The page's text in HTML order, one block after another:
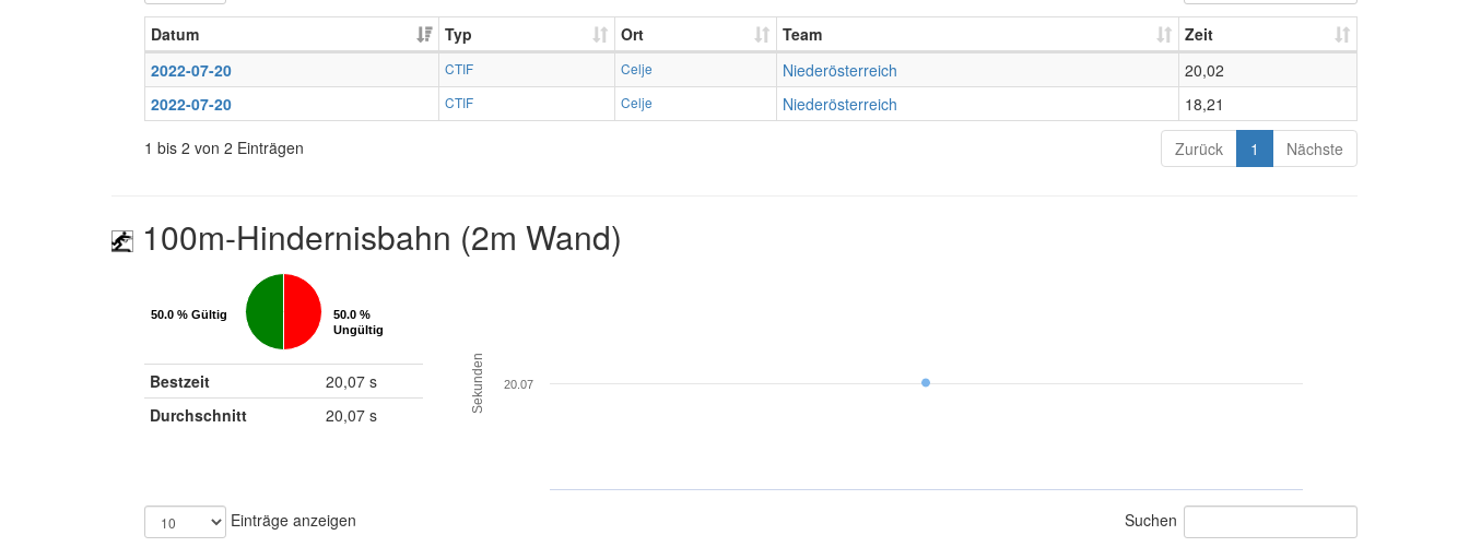
Datum Typ Ort Team
Zeit
2022-07-20
CTIF Celje Niederösterreich
20,02
2022-07-20
CTIF Celje Niederösterreich
18,21
1 bis 2 von 2 Einträgen
Zurück 1 Nächste
100m-Hindernisbahn (2m Wand)
50.0 %
Ungültig
50.0 %
Ungültig
50.0 % Gültig
50.0 % Gültig
Bestzeit
20,07 s
Durchschnitt
20,07 s
Sekunden 20.07
Einträge anzeigen Suchen